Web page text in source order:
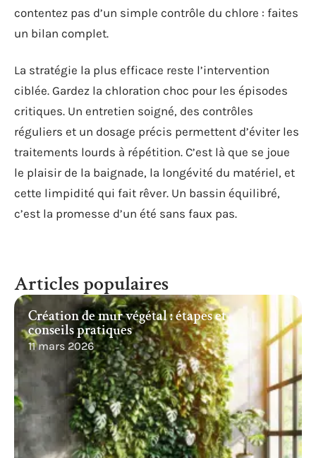
contentez pas d’un simple contrôle du chlore : faites
un bilan complet.
La stratégie la plus efficace reste l’intervention
ciblée. Gardez la chloration choc pour les épisodes
critiques. Un entretien soigné, des contrôles
réguliers et un dosage précis permettent d’éviter les
traitements lourds à répétition. C’est là que se joue
le plaisir de la baignade, la longévité du matériel, et
cette limpidité qui fait rêver. Un bassin équilibré,
c’est la promesse d’un été sans faux pas.
Articles populaires
Création de mur végétal : étapes et
conseils pratiques
11 mars 2026